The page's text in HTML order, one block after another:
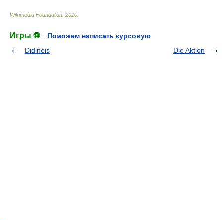
Wikimedia Foundation 2010
Игры ⚽
Поможем написать курсовую
Didineis
Die Aktion